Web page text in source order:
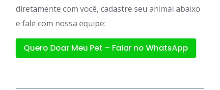
diretamente com você, cadastre seu animal abaixo
e fale com nossa equipe:
Quero Doar Meu Pet – Falar no WhatsApp